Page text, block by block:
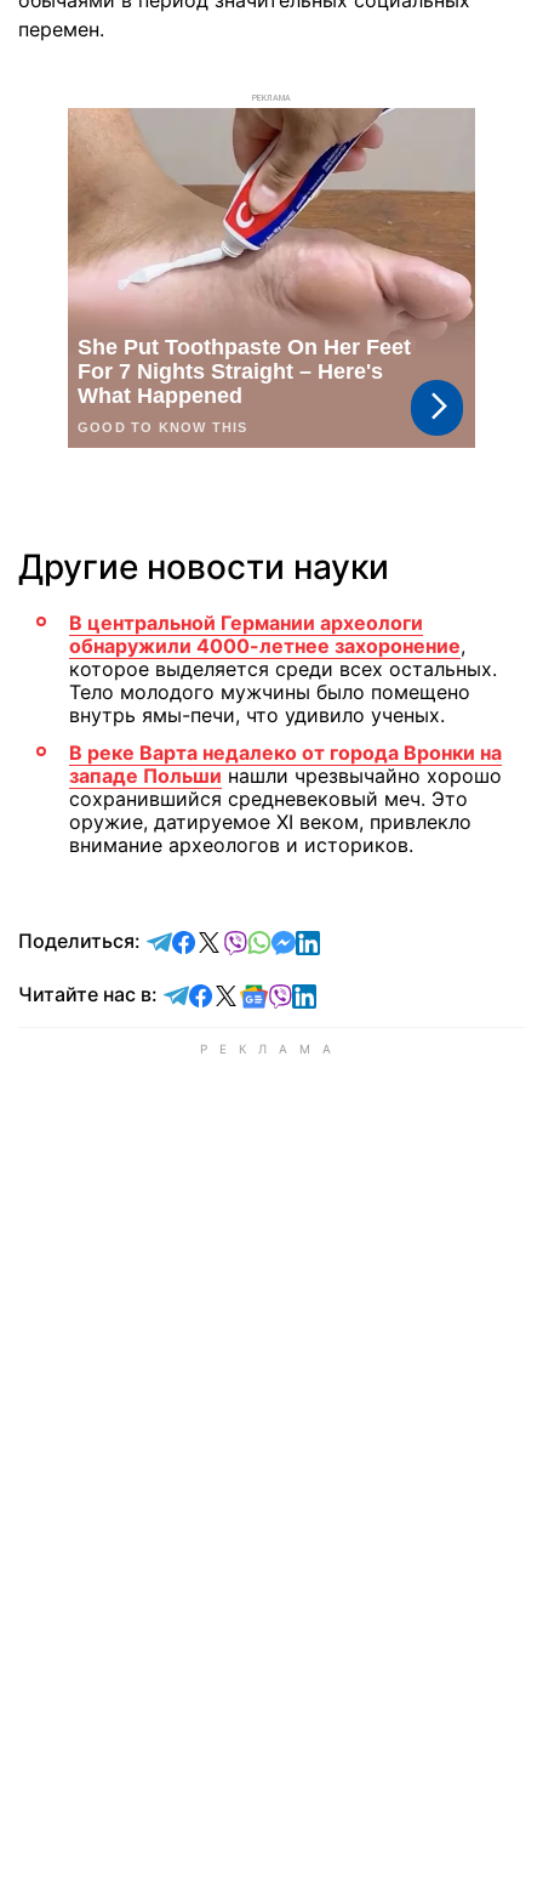
перемен.
РЕКЛАМА
Другие новости науки
В центральной Германии археологи
обнаружили 4000-летнее захоронение,
которое выделяется среди всех остальных.
Тело молодого мужчины было помещено
внутрь ямы-печи, что удивило ученых.
В реке Варта недалеко от города Вронки на
западе Польши нашли чрезвычайно хорошо
сохранившийся средневековый меч. Это
оружие, датируемое XI веком, привлекло
внимание археологов и историков.
Поделиться: отправить в Telegram
поделиться в Facebook
поделиться в X
отправить в Viber
отправить в Whatsapp
отправить в Messenger
отправить в LinkedIn
Читайте нас в: Читайте в Telegram
Читайте в Facebook
Читайте в X
Читайте в Google news
Читайте в Viber
Читайте в LinkedIn